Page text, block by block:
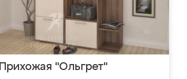
Прихожая "Ольгрет"